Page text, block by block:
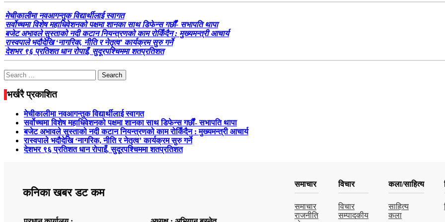
मेचीकालीमा नवआगन्तुक विद्यार्थीलाई स्वागत
सर्वोच्चमा विशेष महाधिवेशनको पक्षमा शानका साथ डिफेन्स गर्छौं- सभापति थापा
बजेट अभावले सुस्ताको नदी कटान नियन्त्रणको काम रोकिँदैन : मुख्यमन्त्री आचार्य
रास्वपाले भदौदेखि ‘नागरिक, नीति र नेतृत्व’ कार्यक्रम सुरु गर्ने
देशभर ९६ प्रतिशत धान रोपाइँ, सुदूरपश्चिममा शतप्रतिशत
Search
for:
भर्खरै प्रकाशित
मेचीकालीमा नवआगन्तुक विद्यार्थीलाई स्वागत
सर्वोच्चमा विशेष महाधिवेशनको पक्षमा शानका साथ डिफेन्स गर्छौं- सभापति थापा
बजेट अभावले सुस्ताको नदी कटान नियन्त्रणको काम रोकिँदैन : मुख्यमन्त्री आचार्य
रास्वपाले भदौदेखि ‘नागरिक, नीति र नेतृत्व’ कार्यक्रम सुरु गर्ने
देशभर ९६ प्रतिशत धान रोपाइँ, सुदूरपश्चिममा शतप्रतिशत
कनिका खबर डट कम
समाचार
समाचार
राजनीति
विचार
विचार
सम्पादकीय
कला/साहित्य
साहित्य
कला